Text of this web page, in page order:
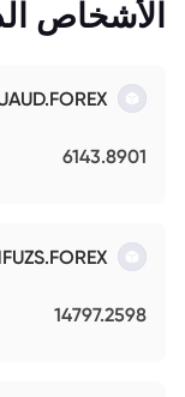
الأشخاص
6143.8901
14797.2598